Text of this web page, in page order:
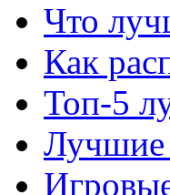
Что
Как
Топ-5
Лучшие